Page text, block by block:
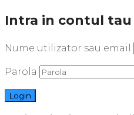
Intra in contul tau
Nume utilizator sau email
Parola